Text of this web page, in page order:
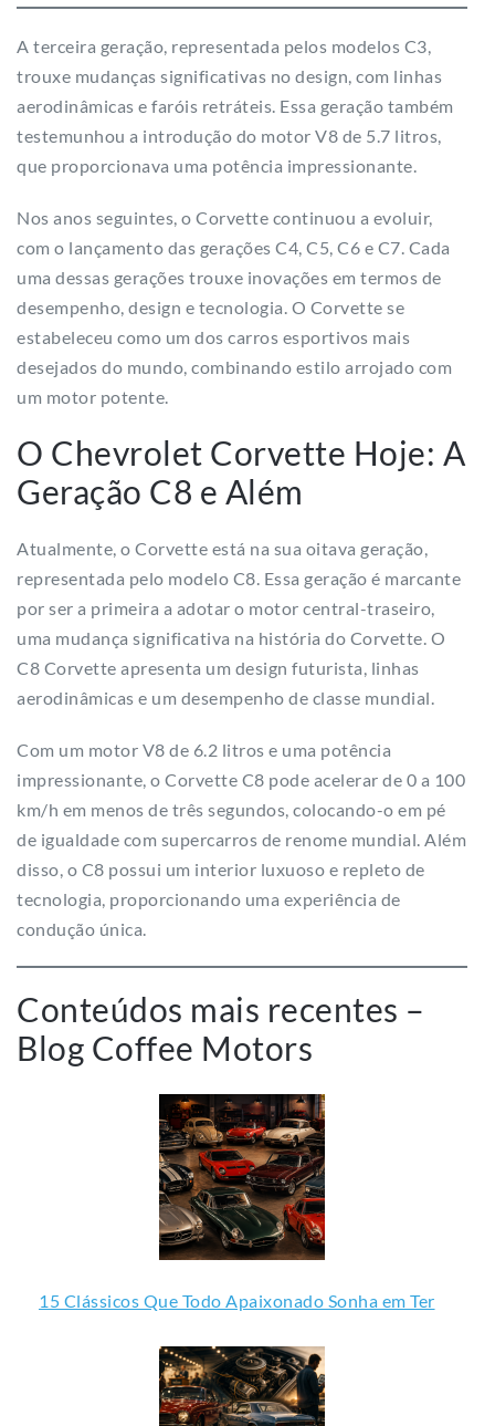
A terceira geração, representada pelos modelos C3,
trouxe mudanças significativas no design, com linhas
aerodinâmicas e faróis retráteis. Essa geração também
testemunhou a introdução do motor V8 de 5.7 litros,
que proporcionava uma potência impressionante.
Nos anos seguintes, o Corvette continuou a evoluir,
com o lançamento das gerações C4, C5, C6 e C7. Cada
uma dessas gerações trouxe inovações em termos de
desempenho, design e tecnologia. O Corvette se
estabeleceu como um dos carros esportivos mais
desejados do mundo, combinando estilo arrojado com
um motor potente.
O Chevrolet Corvette Hoje: A
Geração C8 e Além
Atualmente, o Corvette está na sua oitava geração,
representada pelo modelo C8. Essa geração é marcante
por ser a primeira a adotar o motor central-traseiro,
uma mudança significativa na história do Corvette. O
C8 Corvette apresenta um design futurista, linhas
aerodinâmicas e um desempenho de classe mundial.
Com um motor V8 de 6.2 litros e uma potência
impressionante, o Corvette C8 pode acelerar de 0 a 100
km/h em menos de três segundos, colocando-o em pé
de igualdade com supercarros de renome mundial. Além
disso, o C8 possui um interior luxuoso e repleto de
tecnologia, proporcionando uma experiência de
condução única.
Conteúdos mais recentes –
Blog Coffee Motors
15 Clássicos Que Todo Apaixonado Sonha em Ter